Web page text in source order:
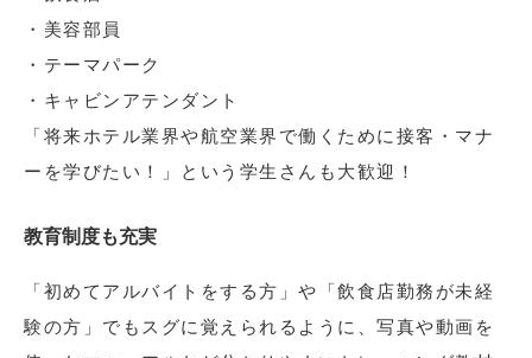
・美容部員
・テーマパーク
・キャビンアテンダント
「将来ホテル業界や航空業界で働くために接客・マナ
ーを学びたい！」という学生さんも大歓迎！
教育制度も充実
「初めてアルバイトをする方」や「飲食店勤務が未経
験の方」でもスグに覚えられるように、写真や動画を